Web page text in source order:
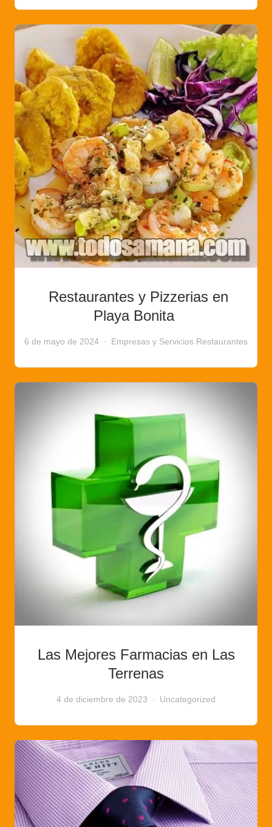
Restaurantes y Pizzerias en
Playa Bonita
6 de mayo de 2024 Empresas y Servicios Restaurantes
Las Mejores Farmacias en Las
Terrenas
4 de diciembre de 2023 Uncategorized